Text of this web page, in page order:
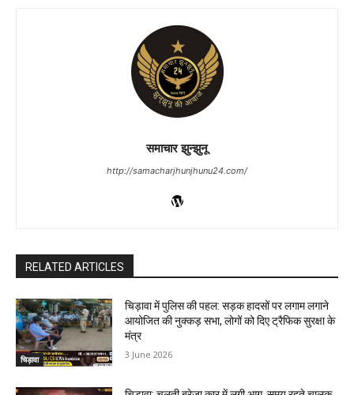
समाचार झुन्झुनू
http://samacharjhunjhunu24.com/
RELATED ARTICLES
चिड़ावा
चिड़ावा में पुलिस की पहल: सड़क हादसों पर लगाम लगाने
आयोजित की नुक्कड़ सभा, लोगों को दिए ट्रैफिक सुरक्षा के
मंत्र
3 June 2026